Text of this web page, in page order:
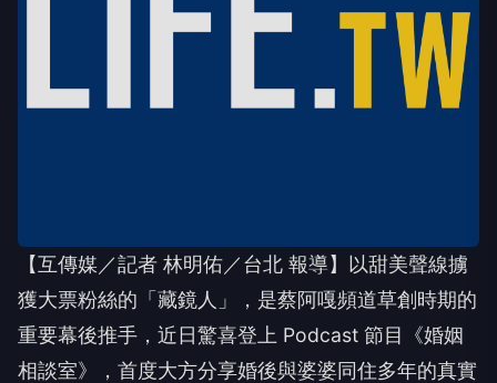
【互傳媒／記者 林明佑／台北 報導】以甜美聲線擄
獲大票粉絲的「藏鏡人」，是蔡阿嘎頻道草創時期的
重要幕後推手，近日驚喜登上 Podcast 節目《婚姻
相談室》，首度大方分享婚後與婆婆同住多年的真實